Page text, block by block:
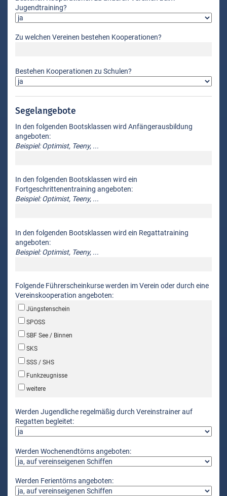
Jugendtraining?
Zu welchen Vereinen bestehen Kooperationen?
Bestehen Kooperationen zu Schulen?
Segelangebote
In den folgenden Bootsklassen wird Anfängerausbildung
angeboten:
Beispiel: Optimist, Teeny, ...
In den folgenden Bootsklassen wird ein
Fortgeschrittenentraining angeboten:
Beispiel: Optimist, Teeny, ...
In den folgenden Bootsklassen wird ein Regattatraining
angeboten:
Beispiel: Optimist, Teeny, ...
Folgende Führerscheinkurse werden im Verein oder durch eine
Vereinskooperation angeboten:
Jüngstenschein
SPOSS
SBF See / Binnen
SKS
SSS / SHS
Funkzeugnisse
weitere
Werden Jugendliche regelmäßig durch Vereinstrainer auf
Regatten begleitet:
Werden Wochenendtörns angeboten:
Werden Ferientörns angeboten: